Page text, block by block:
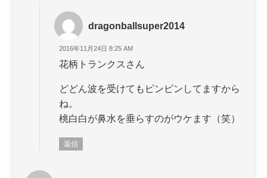
dragonballsuper2014
2016年11月24日 8:25 AM
花柄トランクスさん
どどん波を受けてもピンピンしてますから
ね。
桃白白が鼻水を垂らすのがウケます（笑）
返信